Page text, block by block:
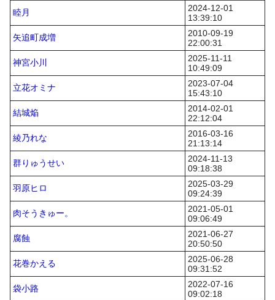
睦月
2024-12-01
13:39:10
矢追町成増
2010-09-19
22:00:31
神宮小川
2025-11-11
10:49:09
立花オミナ
2023-07-04
15:43:10
結城焔
2014-02-01
22:12:04
綾乃れな
2016-03-16
21:13:14
群りゅうせい
2024-11-13
09:18:38
羽原ヒロ
2025-03-29
09:24:39
肉そうきゅー。
2021-05-01
09:06:49
腐蝕
2021-06-27
20:50:50
花巻かえる
2025-06-28
09:31:52
袋小路
2022-07-16
09:02:18